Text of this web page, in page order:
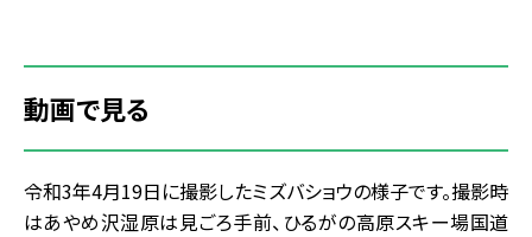
動画で見る
令和3年4月19日に撮影したミズバショウの様子です。撮影時
はあやめ沢湿原は見ごろ手前、ひるがの高原スキー場国道